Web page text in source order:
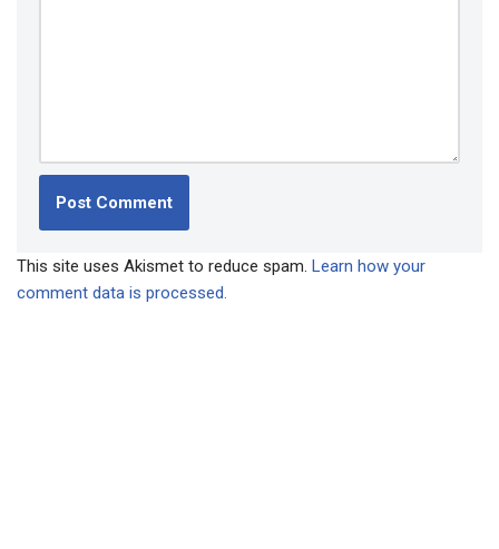
This site uses Akismet to reduce spam. Learn how your
comment data is processed.